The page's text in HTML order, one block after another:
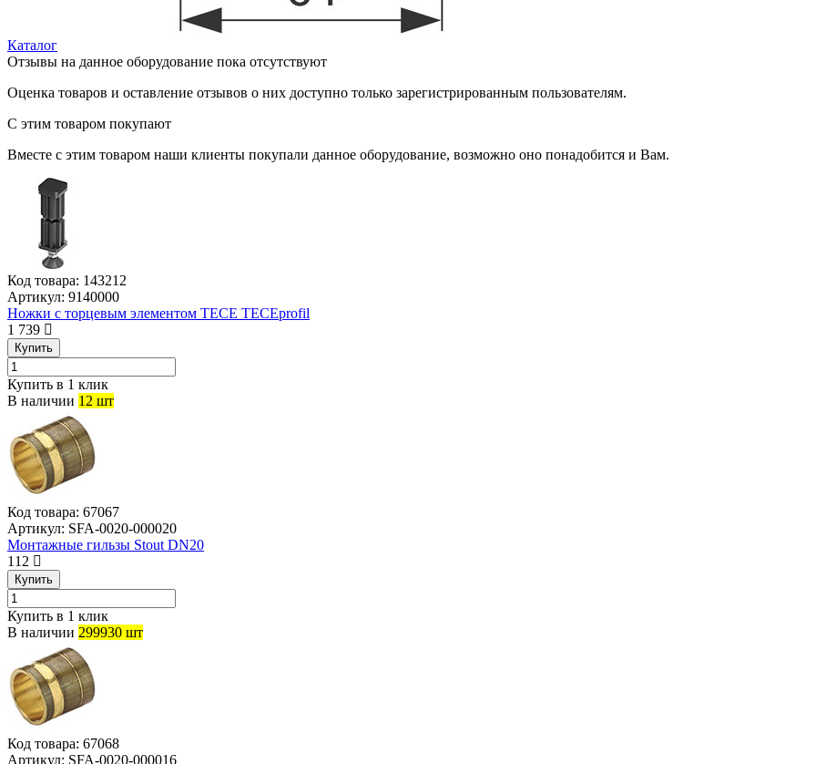
Каталог
Отзывы на данное оборудование пока отсутствуют
Оценка товаров и оставление отзывов о них доступно только зарегистрированным пользователям.
С этим товаром покупают
Вместе с этим товаром наши клиенты покупали данное оборудование, возможно оно понадобится и Вам.
Код товара: 143212
Артикул: 9140000
Ножки с торцевым элементом TECE TECEprofil
1 739
Купить
Купить в 1 клик
В наличии 12 шт
Код товара: 67067
Артикул: SFA-0020-000020
Монтажные гильзы Stout DN20
112
Купить
Купить в 1 клик
В наличии 299930 шт
Код товара: 67068
Артикул: SFA-0020-000016